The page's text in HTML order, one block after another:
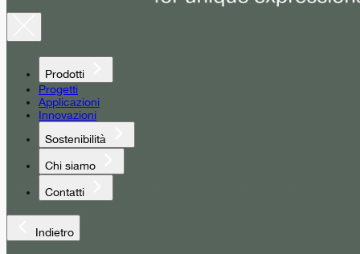
Prodotti
Progetti
Applicazioni
Innovazioni
Sostenibilità
Chi siamo
Contatti
Indietro